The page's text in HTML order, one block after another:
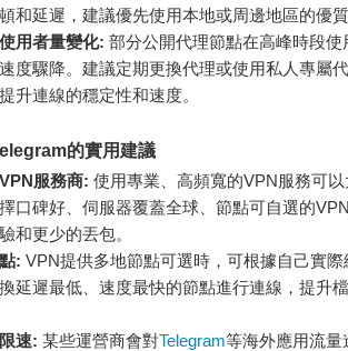
和延遲，建議優先使用本地或周邊地區的優質
用者量變化: 部分公開代理節點在高峰時段
度驟降。建議定期更換代理或使用私人專屬
升連線的穩定性和速度。
的實用建議
服務商: 使用專業、高頻寬的VPN服務可
口碑好、伺服器覆蓋全球、節點可自選的
和更少的丟包。
: VPN提供多地節點可選時，可根據自己實
延遲最低、速度最快的節點進行連線，提升
速: 某些運營商會對Telegram等海外應用流量